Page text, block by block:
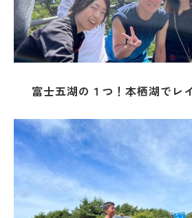
富士五湖の１つ！本栖湖でレ